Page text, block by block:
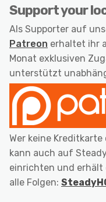
Support your
Als Supporter auf
Patreon erhaltet ihr
Monat exklusiven
unterstützt
Wer keine
kann auch auf
einrichten und
alle Folgen: